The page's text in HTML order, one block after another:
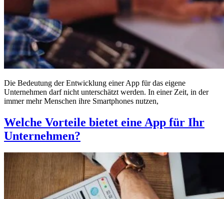
Die Bedeutung der Entwicklung einer App für das eigene
Unternehmen darf nicht unterschätzt werden. In einer Zeit, in der
immer mehr Menschen ihre Smartphones nutzen,
Welche Vorteile bietet eine App für Ihr
Unternehmen?